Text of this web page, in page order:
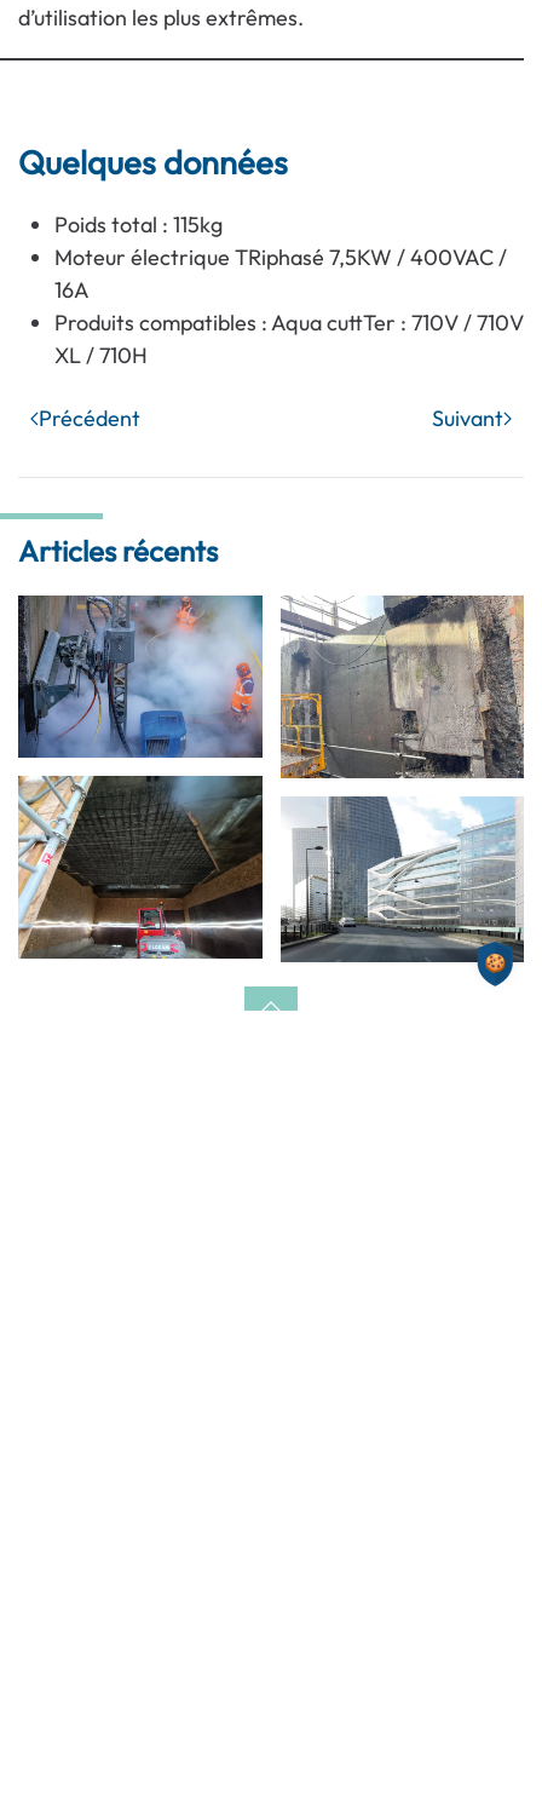
d’utilisation les plus extrêmes.
Quelques données
Poids total : 115kg
Moteur électrique TRiphasé 7,5KW / 400VAC /
16A
Produits compatibles : Aqua cuttTer : 710V / 710V
XL / 710H
Précédent Suivant
Articles récents